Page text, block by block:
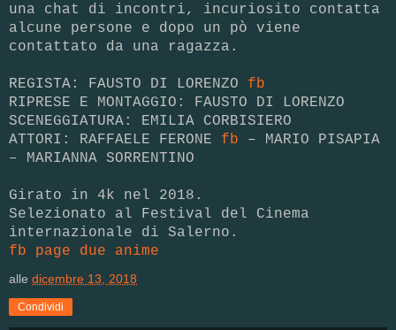
una chat di incontri, incuriosito contatta
alcune persone e dopo un pò viene
contattato da una ragazza.
REGISTA: FAUSTO DI LORENZO fb
RIPRESE E MONTAGGIO: FAUSTO DI LORENZO
SCENEGGIATURA: EMILIA CORBISIERO
ATTORI: RAFFAELE FERONE fb – MARIO PISAPIA
– MARIANNA SORRENTINO
Girato in 4k nel 2018.
Selezionato al Festival del Cinema
internazionale di Salerno.
fb page due anime
alle dicembre 13, 2018
Condividi